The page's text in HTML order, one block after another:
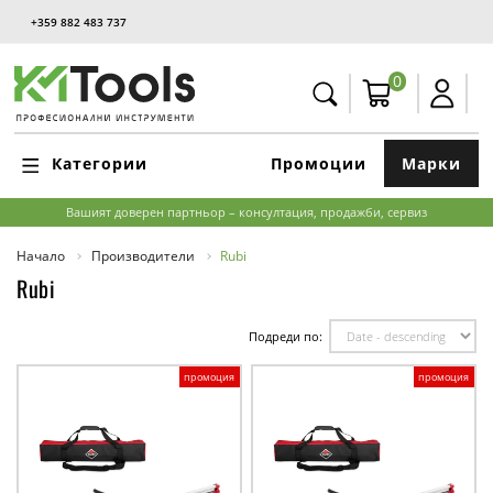
+359 882 483 737
0
Категории Марки
Промоции
Вашият доверен партньор – консултация, продажби, сервиз
Начало Производители Rubi
Rubi
Подреди по:
промоция промоция